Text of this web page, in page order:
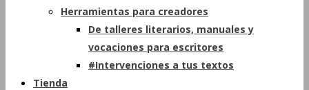
Herramientas para creadores
De talleres literarios, manuales y
vocaciones para escritores
#Intervenciones a tus textos
Tienda